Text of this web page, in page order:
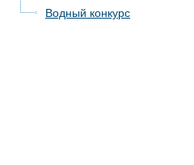
Водный конкурс